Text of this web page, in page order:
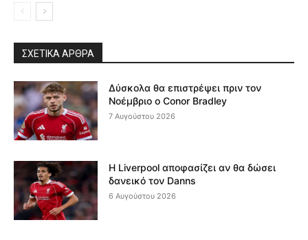
ΣΧΕΤΙΚΆ ΆΡΘΡΑ
Δύσκολα θα επιστρέψει πριν τον
Νοέμβριο ο Conor Bradley
7 Αυγούστου 2026
Η Liverpool αποφασίζει αν θα δώσει
δανεικό τον Danns
6 Αυγούστου 2026